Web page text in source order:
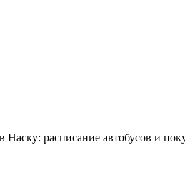
Наску: расписание автобусов и